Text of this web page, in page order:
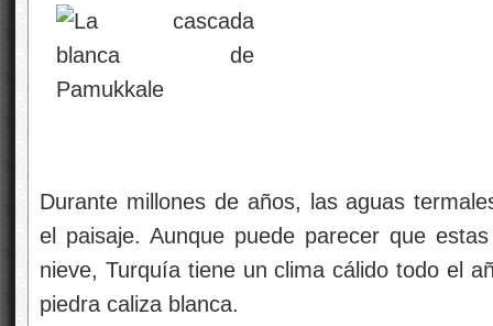
Durante millones de años, las aguas
el paisaje. Aunque puede parecer que
nieve, Turquía tiene un clima cálido todo el
piedra caliza blanca.